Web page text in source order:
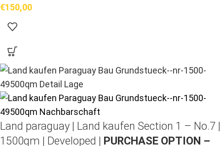
€150,00
Land paraguay | Land kaufen Section 1 – No.7 |
1500qm | Developed |
PURCHASE OPTION –